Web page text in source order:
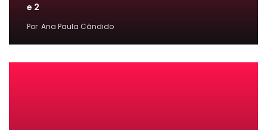
e 2
Por Ana Paula Cândido